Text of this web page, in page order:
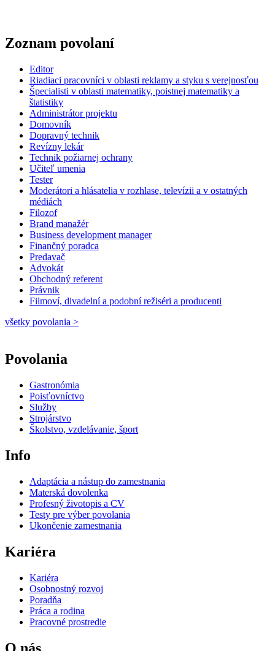
Zoznam povolaní
Editor
Riadiaci pracovníci v oblasti reklamy a styku s verejnosťou
Špecialisti v oblasti matematiky, poistnej matematiky a
štatistiky
Administrátor projektu
Domovník
Dopravný technik
Revízny lekár
Technik požiarnej ochrany
Učiteľ umenia
Tester
Moderátori a hlásatelia v rozhlase, televízii a v ostatných
médiách
Filozof
Brand manažér
Business development manager
Finančný poradca
Predavač
Advokát
Obchodný referent
Právnik
Filmoví, divadelní a podobní režiséri a producenti
všetky povolania >
Povolania
Gastronómia
Poisťovníctvo
Služby
Strojárstvo
Školstvo, vzdelávanie, šport
Info
Adaptácia a nástup do zamestnania
Materská dovolenka
Profesný životopis a CV
Testy pre výber povolania
Ukončenie zamestnania
Kariéra
Kariéra
Osobnostný rozvoj
Poradňa
Práca a rodina
Pracovné prostredie
O nás